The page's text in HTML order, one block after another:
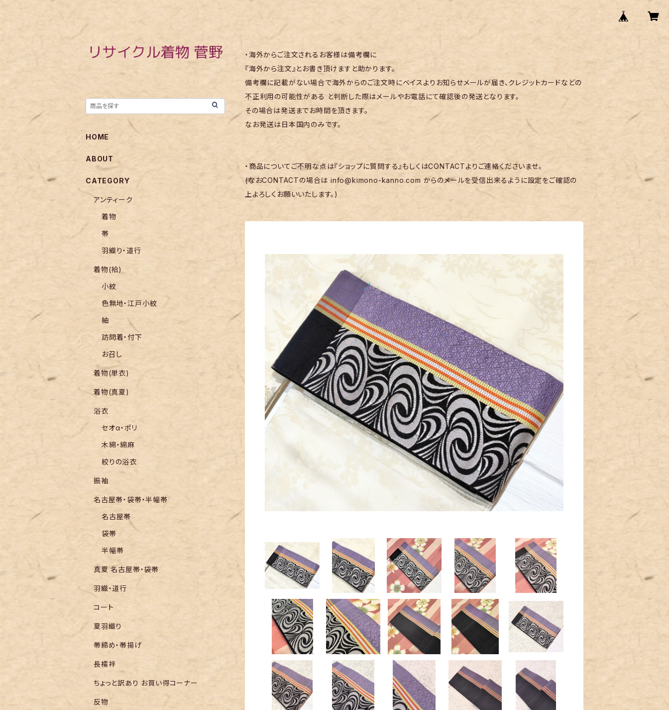
・海外からご注文されるお客様は備考欄に
『海外から注文』とお書き頂けますと助かります。
備考欄に記載がない場合で海外からのご注文時にベイスよりお知らせメールが届き、クレジットカードなどの
不正利用の可能性がある と判断した際はメールやお電話にて確認後の発送となります。
その場合は発送までお時間を頂きます。
なお発送は日本国内のみです。
・商品についてご不明な点は『ショップに質問する』もしくはCONTACTよりご連絡くださいませ。
(なおCONTACTの場合はinfo@kimono-kanno.com からのメールを受信出来るように設定をご確認の
上よろしくお願いいたします。)
HOME
ABOUT
CATEGORY
アンティーク
着物
帯
羽織り・道行
着物(袷)
小紋
色無地・江戸小紋
紬
訪問着・付下
お召し
着物(単衣)
着物(真夏)
浴衣
セオα・ポリ
木綿・綿麻
絞りの浴衣
振袖
名古屋帯・袋帯・半幅帯
名古屋帯
袋帯
半幅帯
真夏 名古屋帯・袋帯
羽織・道行
コート
夏羽織り
帯締め・帯揚げ
長襦袢
ちょっと訳あり お買い得コーナー
反物